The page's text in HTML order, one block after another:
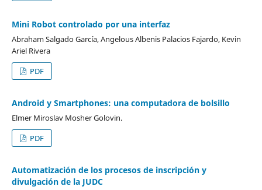
Mini Robot controlado por una interfaz
Abraham Salgado García, Angelous Albenis Palacios Fajardo, Kevin
Ariel Rivera
PDF
Android y Smartphones: una computadora de bolsillo
Elmer Miroslav Mosher Golovin.
PDF
Automatización de los procesos de inscripción y
divulgación de la JUDC